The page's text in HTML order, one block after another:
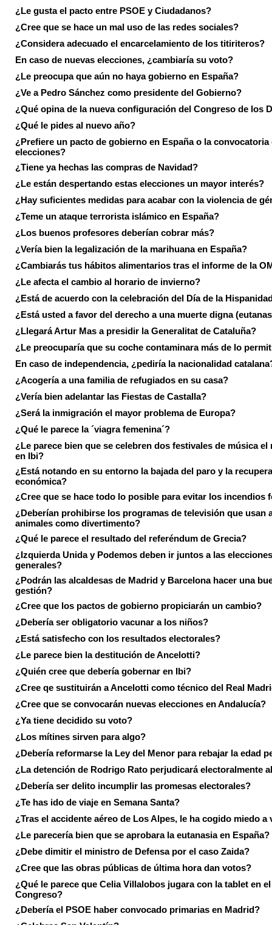
¿Le gusta el pacto entre PSOE y Ciudadanos?
¿Cree que se hace un mal uso de las redes sociales?
¿Considera adecuado el encarcelamiento de los titiriteros?
En caso de nuevas elecciones, ¿cambiaría su voto?
¿Le preocupa que aún no haya gobierno en España?
¿Ve a Pedro Sánchez como presidente del Gobierno?
¿Qué opina de la nueva configuración del Congreso de los
¿Qué le pides al nuevo año?
¿Prefiere un pacto de gobierno en España o la convocatoria
elecciones?
¿Tiene ya hechas las compras de Navidad?
¿Le están despertando estas elecciones un mayor interés?
¿Hay suficientes medidas para acabar con la violencia de
¿Teme un ataque terrorista islámico en España?
¿Los buenos profesores deberían cobrar más?
¿Vería bien la legalización de la marihuana en España?
¿Cambiarás tus hábitos alimentarios tras el informe de la
¿Le afecta el cambio al horario de invierno?
¿Está de acuerdo con la celebración del Día de la
¿Está usted a favor del derecho a una muerte digna
¿Llegará Artur Mas a presidir la Generalitat de Cataluña?
¿Le preocuparía que su coche contaminara más de lo
En caso de independencia, ¿pediría la nacionalidad
¿Acogería a una familia de refugiados en su casa?
¿Vería bien adelantar las Fiestas de Castalla?
¿Será la inmigración el mayor problema de Europa?
¿Qué le parece la ´viagra femenina´?
¿Le parece bien que se celebren dos festivales de música el
en Ibi?
¿Está notando en su entorno la bajada del paro y la
económica?
¿Cree que se hace todo lo posible para evitar los incendios
¿Deberían prohibirse los programas de televisión que usan
animales como divertimento?
¿Qué le parece el resultado del referéndum de Grecia?
¿Izquierda Unida y Podemos deben ir juntos a las elecciones
generales?
¿Podrán las alcaldesas de Madrid y Barcelona hacer una
gestión?
¿Cree que los pactos de gobierno propiciarán un cambio?
¿Debería ser obligatorio vacunar a los niños?
¿Está satisfecho con los resultados electorales?
¿Le parece bien la destitución de Ancelotti?
¿Quién cree que debería gobernar en Ibi?
¿Cree qe sustituirán a Ancelotti como técnico del Real
¿Cree que se convocarán nuevas elecciones en Andalucía?
¿Ya tiene decidido su voto?
¿Los mítines sirven para algo?
¿Debería reformarse la Ley del Menor para rebajar la edad
¿La detención de Rodrigo Rato perjudicará electoralmente
¿Debería ser delito incumplir las promesas electorales?
¿Te has ido de viaje en Semana Santa?
¿Tras el accidente aéreo de Los Alpes, le ha cogido miedo a
¿Le parecería bien que se aprobara la eutanasia en España?
¿Debe dimitir el ministro de Defensa por el caso Zaida?
¿Cree que las obras públicas de última hora dan votos?
¿Qué le parece que Celia Villalobos jugara con la tablet en el
Congreso?
¿Debería el PSOE haber convocado primarias en Madrid?